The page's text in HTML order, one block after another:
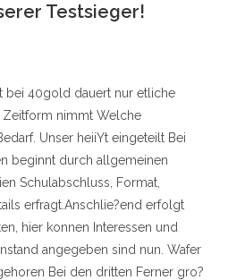
Testsieger!
bei 40gold dauert nur etliche
Zeitform nimmt Welche
Unser heiiYt eingeteilt Bei
beginnt durch allgemeinen
Schulabschluss, Format,
erfragt.Anschlie?end erfolgt
hier konnen Interessen und
angegeben sind nun. Wafer
Bei den dritten Ferner gro?